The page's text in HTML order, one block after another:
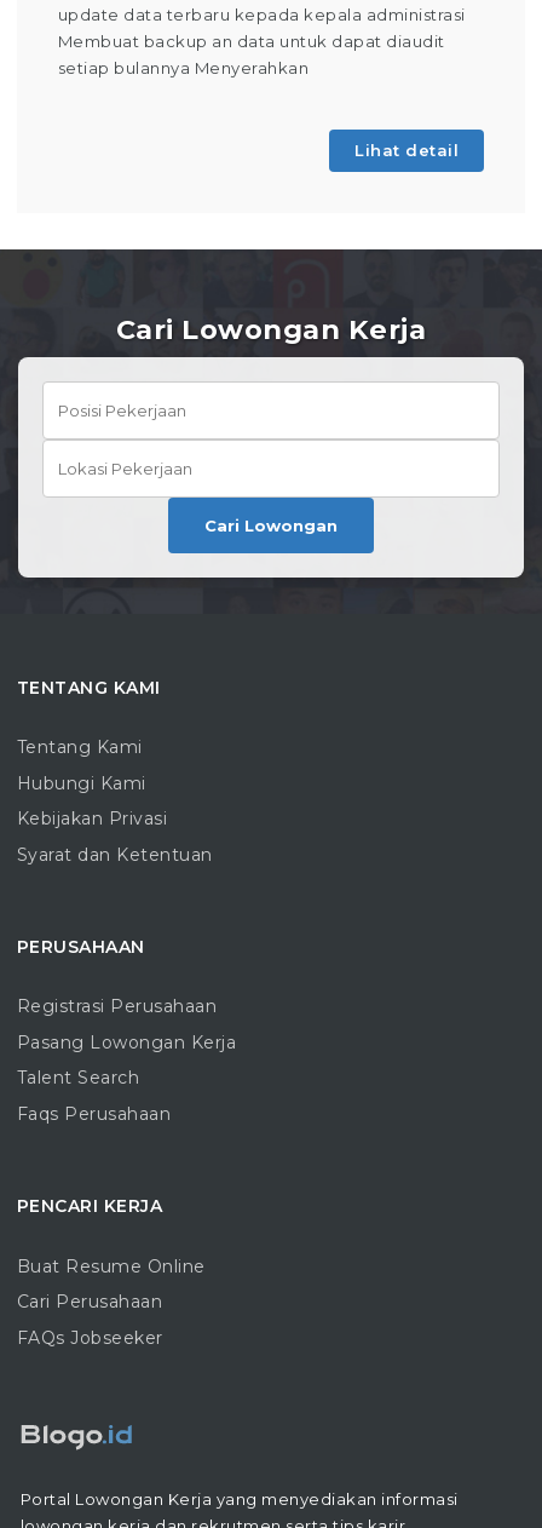
update data terbaru kepada kepala administrasi
Membuat backup an data untuk dapat diaudit
setiap bulannya Menyerahkan
Lihat detail
Cari Lowongan Kerja
Cari Lowongan
TENTANG KAMI
Tentang Kami
Hubungi Kami
Kebijakan Privasi
Syarat dan Ketentuan
PERUSAHAAN
Registrasi Perusahaan
Pasang Lowongan Kerja
Talent Search
Faqs Perusahaan
PENCARI KERJA
Buat Resume Online
Cari Perusahaan
FAQs Jobseeker
Portal Lowongan Kerja yang menyediakan informasi